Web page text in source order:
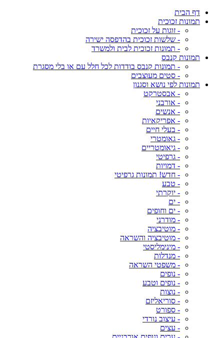
דף הבית
תמונות זכוכית
- זוגות על זכוכית
- שלשות זכוכית בהדפסה ישירה
- תמונות זכוכית לבית ולמשרד
תמונות קנבס
- תמונות קנבס בודדות לכל חלל עם או בלי מסגרת
- סטים מעוצבים
תמונות לפי נושא וסגנון
- אבסטרקט
- אורבני
- אנשים
- אפריקאיות
- בעלי חיים
- גאומטרי
- גיאומטריים
- גרפיטי
- דמויות
- חדש! תמונות גרפיטי
- טבע
- יוקרתי
- ים
- ים וחופים
- מודרני
- מוטיבציה
- מוטיבציה והשראה
- מינימליסטי
- מנדלות
- משפטי השראה
- נופים
- נופים וטבע
- נוצות
- סוריאליזם
- ספורט
- עיצוב נורדי
- עצים